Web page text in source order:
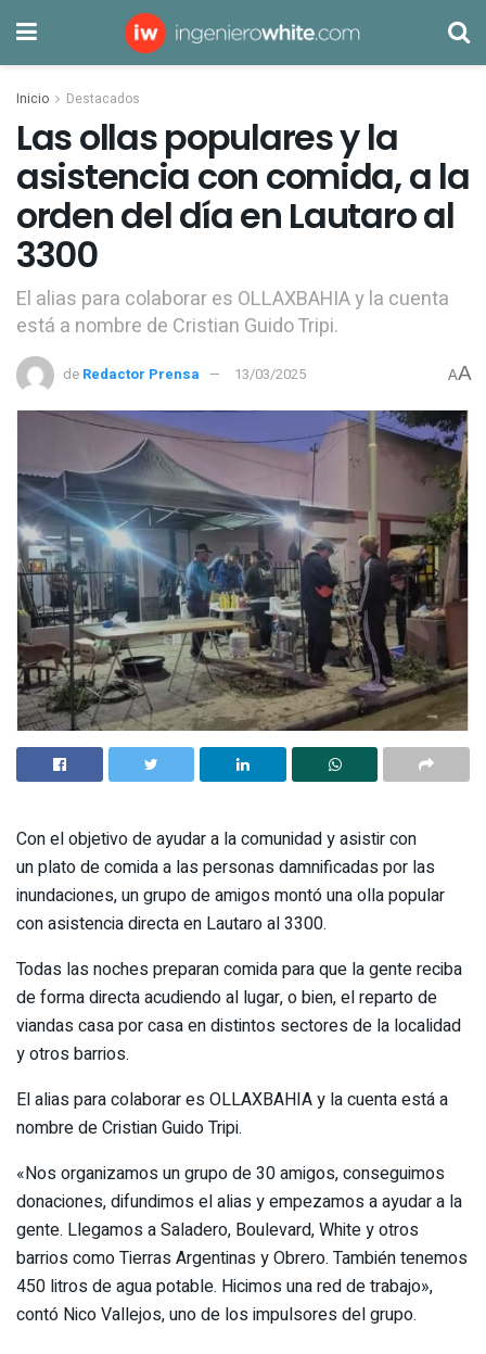
Inicio Destacados
Las ollas populares y la
asistencia con comida, a la
orden del día en Lautaro al
3300
El alias para colaborar es OLLAXBAHIA y la cuenta
está a nombre de Cristian Guido Tripi.
de Redactor Prensa 13/03/2025 AA
Con el objetivo de ayudar a la comunidad y asistir con
un plato de comida a las personas damnificadas por las
inundaciones, un grupo de amigos montó una olla popular
con asistencia directa en Lautaro al 3300.
Todas las noches preparan comida para que la gente reciba
de forma directa acudiendo al lugar, o bien, el reparto de
viandas casa por casa en distintos sectores de la localidad
y otros barrios.
El alias para colaborar es OLLAXBAHIA y la cuenta está a
nombre de Cristian Guido Tripi.
«Nos organizamos un grupo de 30 amigos, conseguimos
donaciones, difundimos el alias y empezamos a ayudar a la
gente. Llegamos a Saladero, Boulevard, White y otros
barrios como Tierras Argentinas y Obrero. También tenemos
450 litros de agua potable. Hicimos una red de trabajo»,
contó Nico Vallejos, uno de los impulsores del grupo.